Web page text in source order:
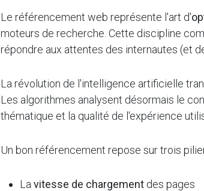
Le référencement web représente l'art d'
moteurs de recherche. Cette discipline
répondre aux attentes des internautes (et
La révolution de l'intelligence artificielle
Les algorithmes analysent désormais le
thématique et la qualité de l'expérience
Un bon référencement repose sur trois
La vitesse de chargement des pages